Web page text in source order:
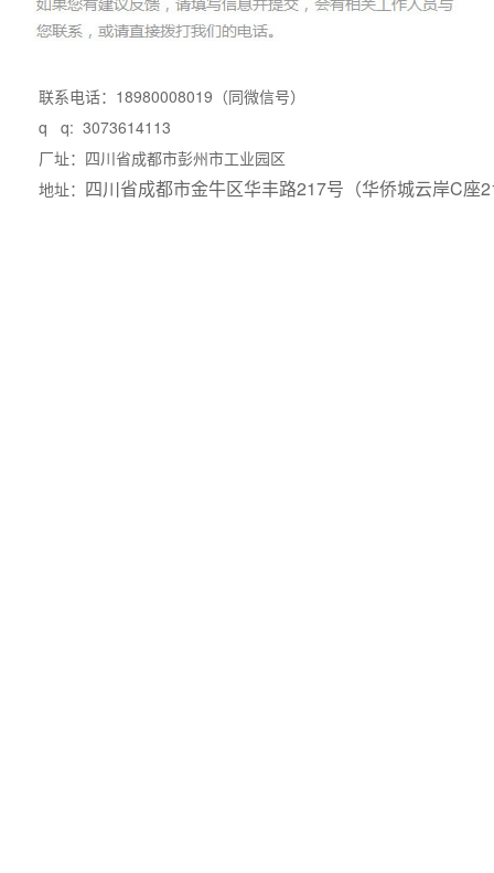
联系电话：18980008019（同微信号）
q q: 3073614113
厂址：四川省成都市彭州市工业园区
地址： 四川省成都市金牛区华丰路217号（华侨城云岸C座